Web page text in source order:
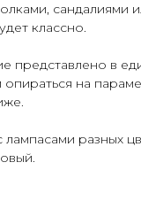
сандалиями
классно.
представлено в
на
разных